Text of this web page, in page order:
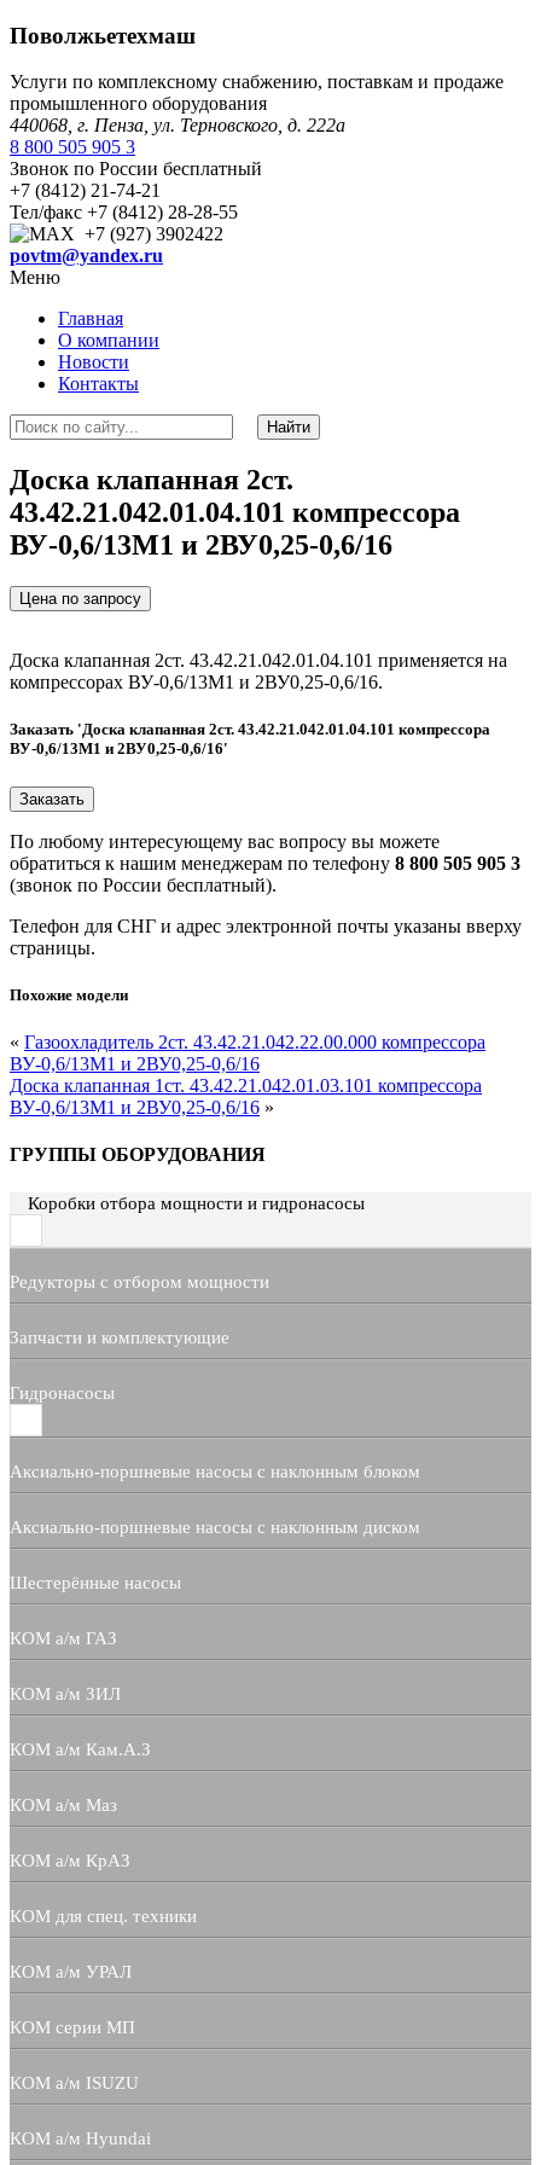
Поволжьетехмаш
Услуги по комплексному снабжению, поставкам и продаже
промышленного оборудования
440068, г. Пенза, ул. Терновского, д. 222а
8 800 505 905 3
Звонок по России бесплатный
+7 (8412) 21-74-21
Тел/факс +7 (8412) 28-28-55
+7 (927) 3902422
povtm@yandex.ru
Меню
Главная
О компании
Новости
Контакты
Доска клапанная 2ст.
43.42.21.042.01.04.101 компрессора
ВУ-0,6/13М1 и 2ВУ0,25-0,6/16
Цена по запросу
Доска клапанная 2ст. 43.42.21.042.01.04.101 применяется на
компрессорах ВУ-0,6/13М1 и 2ВУ0,25-0,6/16.
Заказать 'Доска клапанная 2ст. 43.42.21.042.01.04.101 компрессора
ВУ-0,6/13М1 и 2ВУ0,25-0,6/16'
По любому интересующему вас вопросу вы можете
обратиться к нашим менеджерам по телефону 8 800 505 905 3
(звонок по России бесплатный).
Телефон для СНГ и адрес электронной почты указаны вверху
страницы.
Похожие модели
« Газоохладитель 2ст. 43.42.21.042.22.00.000 компрессора
ВУ-0,6/13М1 и 2ВУ0,25-0,6/16
Доска клапанная 1ст. 43.42.21.042.01.03.101 компрессора
ВУ-0,6/13М1 и 2ВУ0,25-0,6/16 »
ГРУППЫ ОБОРУДОВАНИЯ
Коробки отбора мощности и гидронасосы
Редукторы с отбором мощности
Запчасти и комплектующие
Гидронасосы
Аксиально-поршневые насосы с наклонным блоком
Аксиально-поршневые насосы с наклонным диском
Шестерённые насосы
КОМ а/м ГАЗ
КОМ а/м ЗИЛ
КОМ а/м Кам.А.З
КОМ а/м Маз
КОМ а/м КрАЗ
КОМ для спец. техники
КОМ а/м УРАЛ
КОМ серии МП
КОМ а/м ISUZU
КОМ а/м Hyundai